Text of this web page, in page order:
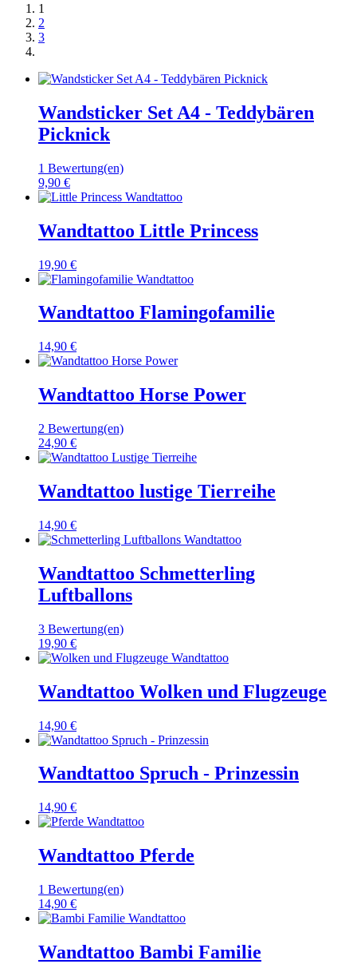
1
2
3
Wandsticker Set A4 - Teddybären
Picknick
1 Bewertung(en)
9,90 €
Wandtattoo Little Princess
19,90 €
Wandtattoo Flamingofamilie
14,90 €
Wandtattoo Horse Power
2 Bewertung(en)
24,90 €
Wandtattoo lustige Tierreihe
14,90 €
Wandtattoo Schmetterling
Luftballons
3 Bewertung(en)
19,90 €
Wandtattoo Wolken und Flugzeuge
14,90 €
Wandtattoo Spruch - Prinzessin
14,90 €
Wandtattoo Pferde
1 Bewertung(en)
14,90 €
Wandtattoo Bambi Familie